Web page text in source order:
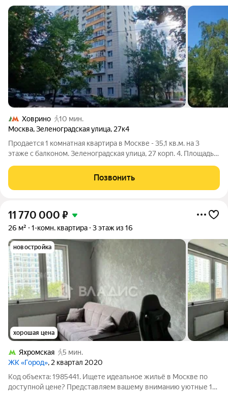
Ховрино
10 мин.
Москва,Зеленоградская улица, 27к4
Продается 1 комнатная квартира в Москве - 35,1 кв.м. на 3
этаже с балконом. Зеленоградская улица, 27 корп. 4. Площадь
автовокзал
Позвонить
11 770 000 ₽
26 м² 1-комн. квартира 3 этаж из 16
новостройка
хорошая цена
Яхромская
5 мин.
ЖК «Город», 2 квартал 2020
Код объекта: 1985441. Ищете идеальное жильё в Москве по
доступной цене? Представляем вашему вниманию уютные 1к